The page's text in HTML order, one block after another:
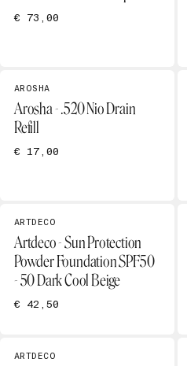
€ 73,00
AROSHA
Arosha - .520 Nio Drain
Refill
€ 17,00
ARTDECO
Artdeco - Sun Protection
Powder Foundation SPF50
- 50 Dark Cool Beige
€ 42,50
ARTDECO